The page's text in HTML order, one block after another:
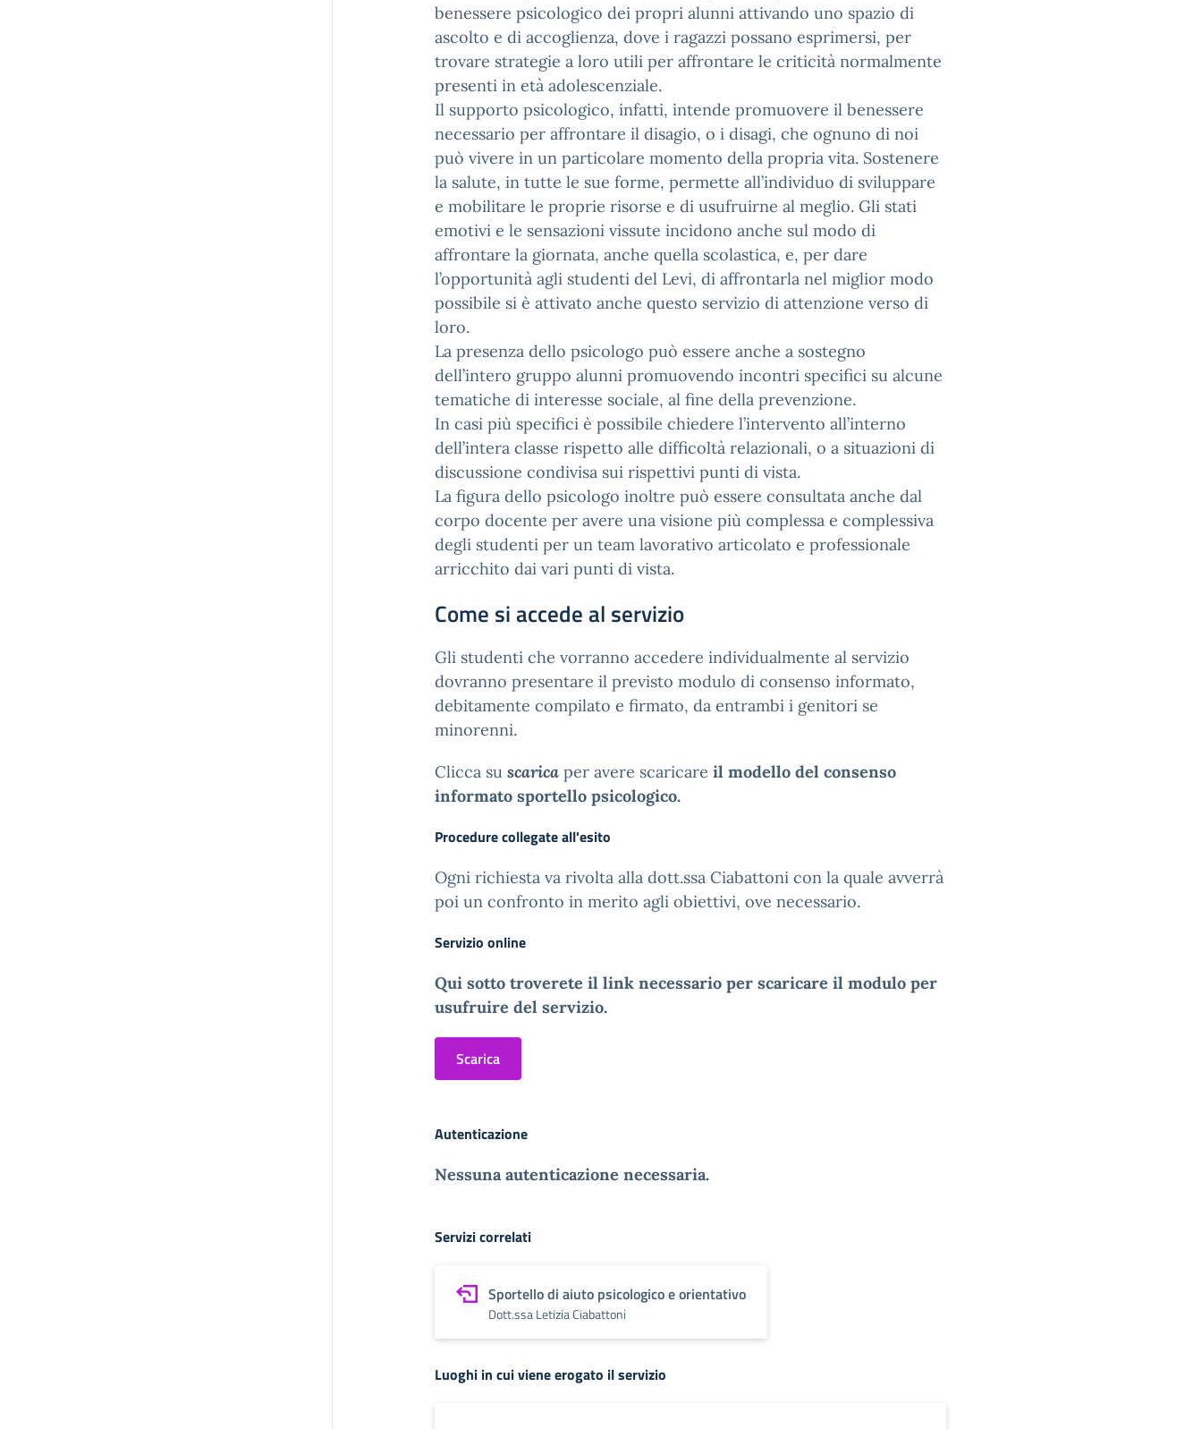
benessere psicologico dei propri alunni attivando uno spazio di
ascolto e di accoglienza, dove i ragazzi possano esprimersi, per
trovare strategie a loro utili per affrontare le criticità normalmente
presenti in età adolescenziale.
Il supporto psicologico, infatti, intende promuovere il benessere
necessario per affrontare il disagio, o i disagi, che ognuno di noi
può vivere in un particolare momento della propria vita. Sostenere
la salute, in tutte le sue forme, permette all’individuo di sviluppare
e mobilitare le proprie risorse e di usufruirne al meglio. Gli stati
emotivi e le sensazioni vissute incidono anche sul modo di
affrontare la giornata, anche quella scolastica, e, per dare
l’opportunità agli studenti del Levi, di affrontarla nel miglior modo
possibile si è attivato anche questo servizio di attenzione verso di
loro.
La presenza dello psicologo può essere anche a sostegno
dell’intero gruppo alunni promuovendo incontri specifici su alcune
tematiche di interesse sociale, al fine della prevenzione.
In casi più specifici è possibile chiedere l’intervento all’interno
dell’intera classe rispetto alle difficoltà relazionali, o a situazioni di
discussione condivisa sui rispettivi punti di vista.
La figura dello psicologo inoltre può essere consultata anche dal
corpo docente per avere una visione più complessa e complessiva
degli studenti per un team lavorativo articolato e professionale
arricchito dai vari punti di vista.
Come si accede al servizio
Gli studenti che vorranno accedere individualmente al servizio
dovranno presentare il previsto modulo di consenso informato,
debitamente compilato e firmato, da entrambi i genitori se
minorenni.
Clicca su scarica per avere scaricare il modello del consenso
informato sportello psicologico.
Procedure collegate all'esito
Ogni richiesta va rivolta alla dott.ssa Ciabattoni con la quale avverrà
poi un confronto in merito agli obiettivi, ove necessario.
Servizio online
Qui sotto troverete il link necessario per scaricare il modulo per
usufruire del servizio.
Scarica
Autenticazione
Nessuna autenticazione necessaria.
Servizi correlati
Sportello di aiuto psicologico e orientativo
Dott.ssa Letizia Ciabattoni
Luoghi in cui viene erogato il servizio